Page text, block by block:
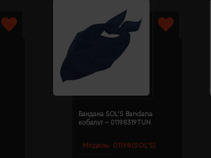
Модель: 01198(SOL’S)
Бандана SOL'S Bandana
кобальт - 01198319TUN